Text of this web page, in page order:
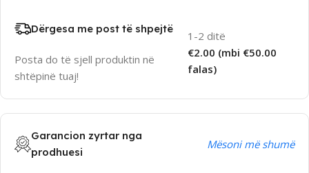
Dërgesa me post të shpejtë
Posta do të sjell produktin në
shtëpinë tuaj!
1-2 ditë
€2.00 (mbi €50.00
falas)
Garancion zyrtar nga
prodhuesi
Mësoni më shumë